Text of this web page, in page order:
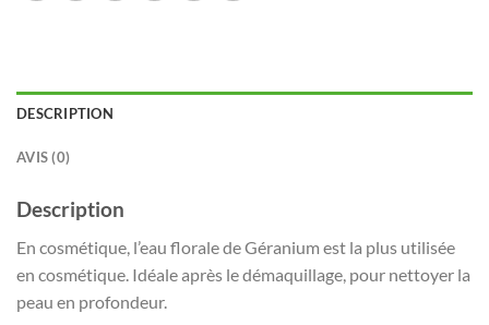
DESCRIPTION
AVIS (0)
Description
En cosmétique, l’eau florale de Géranium est la plus utilisée
en cosmétique. Idéale après le démaquillage, pour nettoyer la
peau en profondeur.